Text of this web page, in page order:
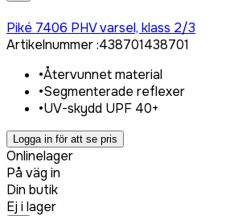
Piké 7406 PHV varsel, klass 2/3
Artikelnummer:438701438701
•Återvunnet material
•Segmenterade reflexer
•UV-skydd UPF 40+
Logga in för att se pris
Onlinelager
På väg in
Din butik
Ej i lager